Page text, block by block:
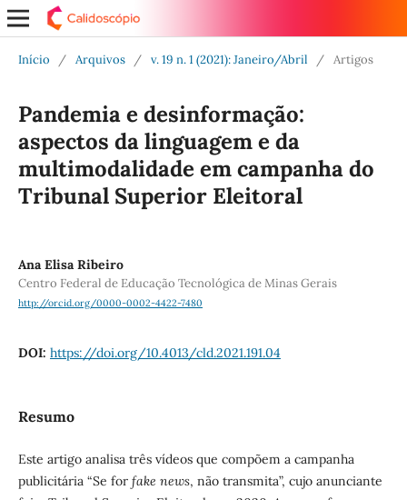
Início / Arquivos / v. 19 n. 1 (2021): Janeiro/Abril / Artigos
Pandemia e desinformação:
aspectos da linguagem e da
multimodalidade em campanha do
Tribunal Superior Eleitoral
Ana Elisa Ribeiro
Centro Federal de Educação Tecnológica de Minas Gerais
http://orcid.org/0000-0002-4422-7480
DOI: https://doi.org/10.4013/cld.2021.191.04
Resumo
Este artigo analisa três vídeos que compõem a campanha
publicitária “Se for fake news, não transmita”, cujo anunciante